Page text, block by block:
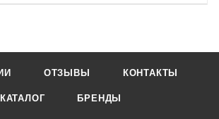
ОТЗЫВЫ КОНТАКТЫ
КАТАЛОГ БРЕНДЫ